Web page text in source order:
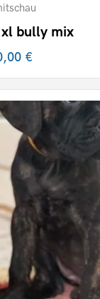
bully mix
€